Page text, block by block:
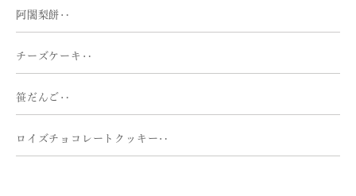
阿闍梨餅‥
チーズケーキ‥
笹だんご‥
ロイズチョコレートクッキー‥